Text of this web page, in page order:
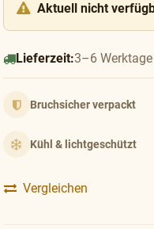
Aktuell nicht
Lieferzeit:3–6 Werktage
Bruchsicher verpackt
Kühl & lichtgeschützt
Vergleichen